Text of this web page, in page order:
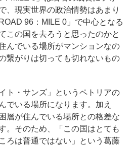
、現実世界の政治情勢はあまり
96：MILE 0」で中心となる
この国を去ろうと思ったのかと
んでいる場所がマンションなの
繋がりは切っても切れないもの
ト・サンズ」というペトリアの
でいる場所になります。加え
層が住んでいる場所との格差な
。そのため、「この国はとても
ろは普通ではない」という葛藤